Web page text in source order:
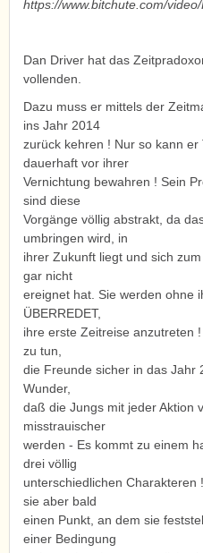
https://www.bitchute.com/
Dan Driver hat das
vollenden.
Dazu muss er mittels der
ins Jahr 2014
zurück kehren ! Nur so kann er
dauerhaft vor ihrer
Vernichtung bewahren ! Sein
sind diese
Vorgänge völlig abstrakt, da
umbringen wird, in
ihrer Zukunft liegt und sich
gar nicht
ereignet hat. Sie werden ohne
ÜBERREDET,
ihre erste Zeitreise anzutreten
zu tun,
die Freunde sicher in das Jahr
Wunder,
daß die Jungs mit jeder Aktion
misstrauischer
werden - Es kommt zu einem
drei völlig
unterschiedlichen
sie aber bald
einen Punkt, an dem sie
einer Bedingung